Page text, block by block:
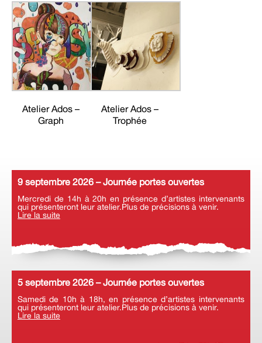
Atelier Ados –
Graph
Atelier Ados –
Trophée
9 septembre 2026 – Journée portes ouvertes
Mercredi de 14h à 20h en présence d’artistes intervenants
qui présenteront leur atelier.Plus de précisions à venir.
Lire la suite
5 septembre 2026 – Journée portes ouvertes
Samedi de 10h à 18h, en présence d’artistes intervenants
qui présenteront leur atelier.Plus de précisions à venir.
Lire la suite